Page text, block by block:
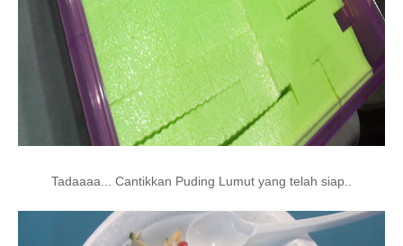
Tadaaaa... Cantikkan Puding Lumut yang telah siap..